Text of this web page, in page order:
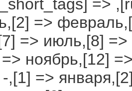
=>
=>
=> июль,[8] =>
=> ноябрь,[12]
,[1] =>